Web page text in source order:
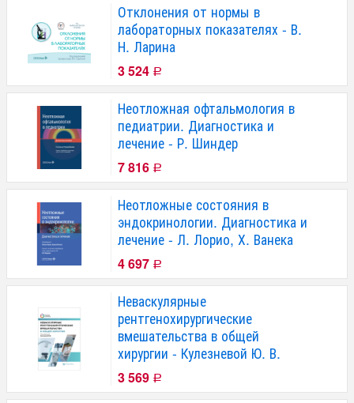
Отклонения от нормы в
лабораторных показателях - В.
Н. Ларина
3 524 Р
Неотложная офтальмология в
педиатрии. Диагностика и
лечение - Р. Шиндер
7 816 Р
Неотложные состояния в
эндокринологии. Диагностика и
лечение - Л. Лорио, Х. Ванека
4 697 Р
Неваскулярные
рентгенохирургические
вмешательства в общей
хирургии - Кулезневой Ю. В.
3 569 Р